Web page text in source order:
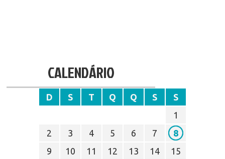
CALENDÁRIO
D S T Q Q S
S
1
2
3 4 5 6 7
8
9
10 11 12 13 14
15